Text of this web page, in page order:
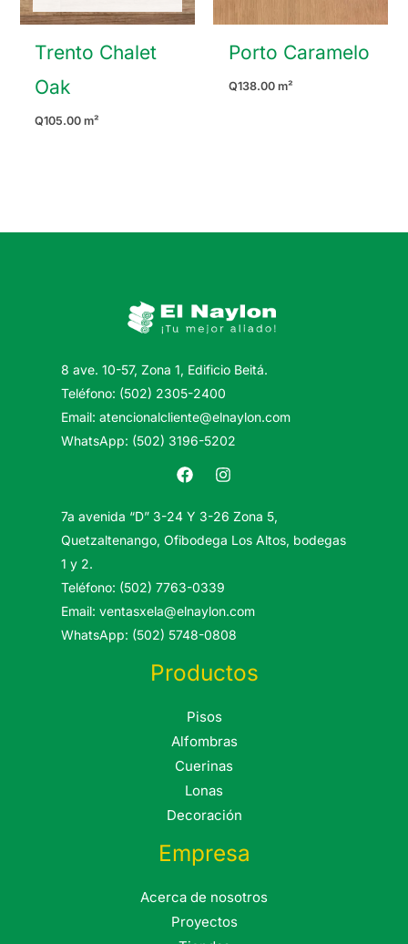
Trento Chalet
Oak
Q105.00 m²
Porto Caramelo
Q138.00m²
8 ave. 10-57, Zona 1, Edificio Beitá.
Teléfono: (502) 2305-2400
Email: atencionalcliente@elnaylon.com
WhatsApp: (502) 3196-5202
7a avenida “D” 3-24 Y 3-26 Zona 5,
Quetzaltenango, Ofibodega Los Altos, bodegas
1 y 2.
Teléfono: (502) 7763-0339
Email: ventasxela@elnaylon.com
WhatsApp: (502) 5748-0808
Productos
Pisos
Alfombras
Cuerinas
Lonas
Decoración
Empresa
Acerca de nosotros
Proyectos